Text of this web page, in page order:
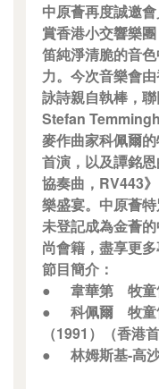
中原薈再度誠邀
賞香港小交響樂
笛純淨清脆的音
力。今次音樂會
詠詩親自執棒，
Stefan
麥作曲家科佩爾
首演，以及譚銘
協奏曲，RV443
樂盛宴。中原薈
未登記成為金薈
尚會籍，盡享更多
節目簡介：
●
韋華第
牧
●
科佩爾
牧
（1991）（香港首
●
林姆斯基-高